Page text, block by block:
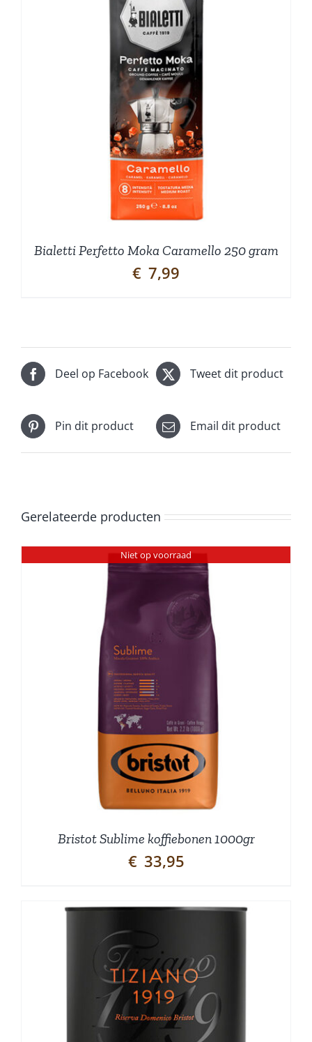
Bialetti Perfetto Moka Caramello 250 gram
€ 7,99
Deel op Facebook Tweet dit product
Pin dit product Email dit product
Gerelateerde producten
Niet op voorraad
Bristot Sublime koffiebonen 1000gr
€ 33,95